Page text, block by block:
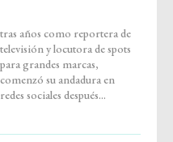
redes sociales después...